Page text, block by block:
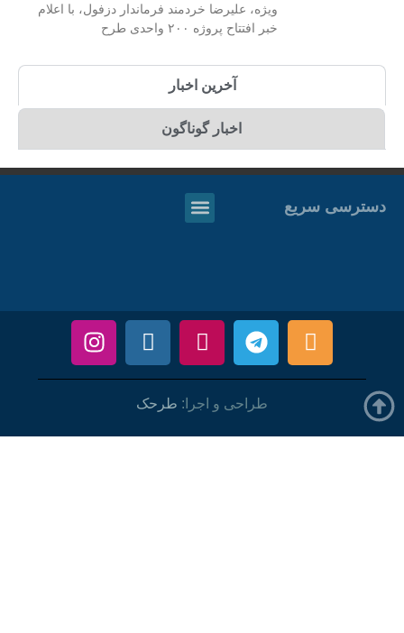
ویژه، علیرضا خردمند فرماندار دزفول، با اعلام
خبر افتتاح پروژه ۲۰۰ واحدی طرح
آخرین اخبار
اخبار گوناگون
دسترسی سریع
طراحی و اجرا: طرحک